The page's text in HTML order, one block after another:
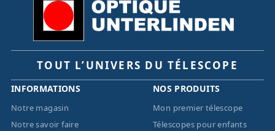
TOUT L’UNIVERS DU TÉLESCOPE
INFORMATIONS
Notre magasin
Notre savoir faire
NOS PRODUITS
Mon premier télescope
Télescopes pour enfants